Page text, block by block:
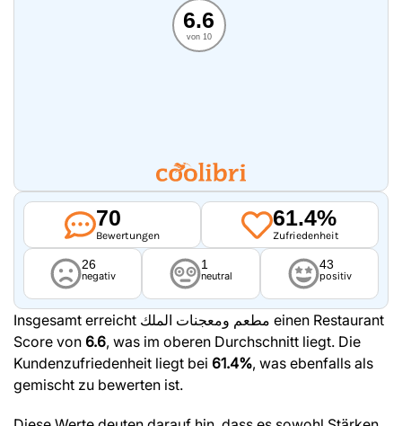
6.6
von 10
70
Bewertungen
61.4%
Zufriedenheit
26
negativ
1
neutral
43
positiv
Insgesamt erreicht مطعم ومعجنات الملك einen Restaurant
Score von 6.6, was im oberen Durchschnitt liegt. Die
Kundenzufriedenheit liegt bei 61.4%, was ebenfalls als
gemischt zu bewerten ist.